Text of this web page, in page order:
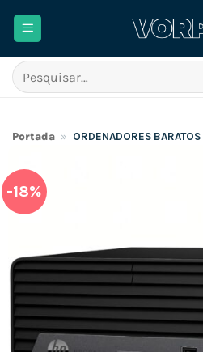
Pesquisar
por:
Portada » ORDENADORES BARATOS
-18%